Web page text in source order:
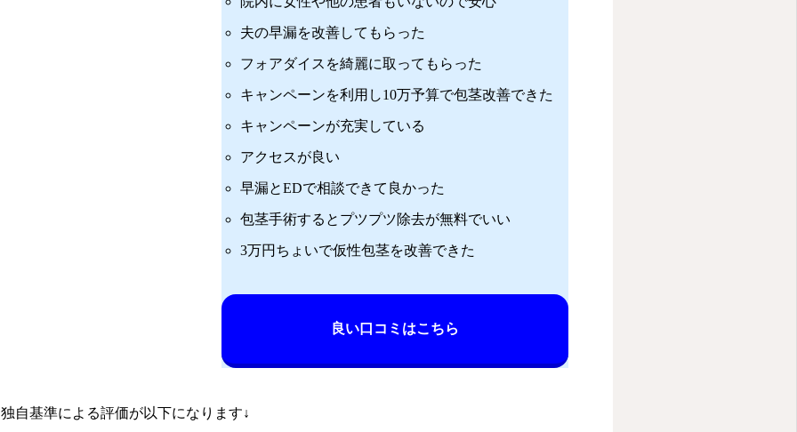
夫の早漏を改善してもらった
フォアダイスを綺麗に取ってもらった
キャンペーンを利用し10万予算で包茎改善できた
キャンペーンが充実している
アクセスが良い
早漏とEDで相談できて良かった
包茎手術するとプツプツ除去が無料でいい
3万円ちょいで仮性包茎を改善できた
良い口コミはこちら
自基準による評価が以下になります↓